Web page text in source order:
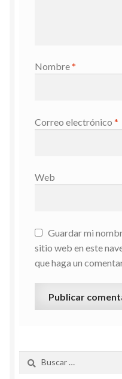
Nombre*
Correo electrónico *
Web
Guardar mi
sitio web en este
que haga un